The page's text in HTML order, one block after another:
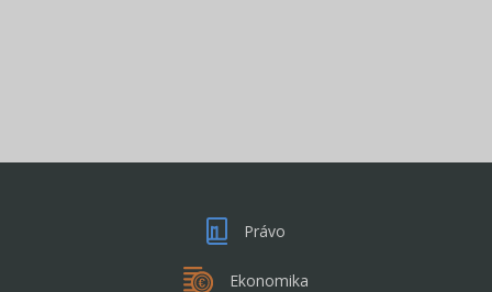
Právo
Ekonomika